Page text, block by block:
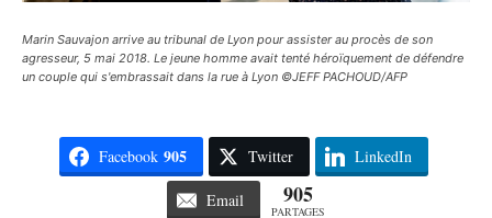
Marin Sauvajon arrive au tribunal de Lyon pour assister au procès de son
agresseur, 5 mai 2018. Le jeune homme avait tenté héroïquement de défendre
un couple qui s'embrassait dans la rue à Lyon ©JEFF PACHOUD/AFP
Facebook 905 Twitter LinkedIn
Email 905
PARTAGES